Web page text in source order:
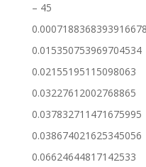
– 45
0.0007188368393916678
0.015350753969704534
0.02155195115098063
0.03227612002768865
0.037832711471675995
0.038674021625345056
0.06624644817142533